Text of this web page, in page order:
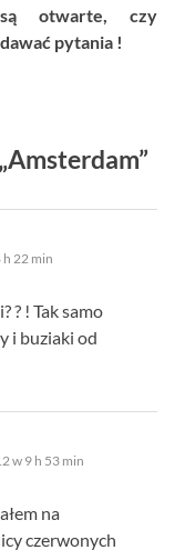
otwarte, czy
pytania !
22 min
? ! Tak samo
i buziaki od
w 9 h 53 min
na
czerwonych